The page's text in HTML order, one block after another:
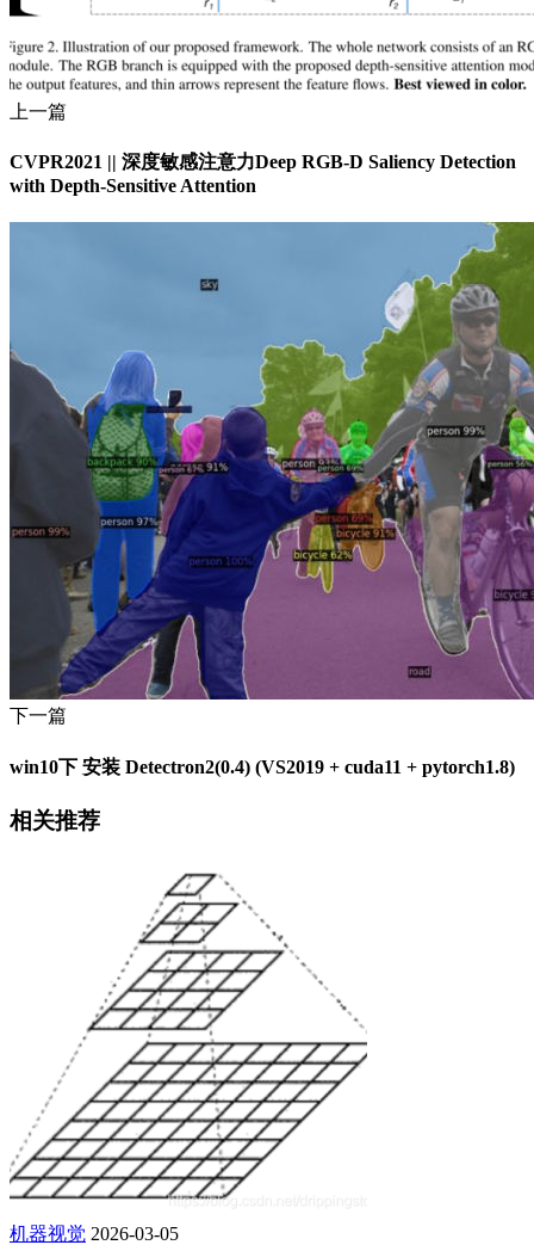
上一篇
CVPR2021 || 深度敏感注意力Deep RGB-D Saliency Detection
with Depth-Sensitive Attention
下一篇
win10下 安装 Detectron2(0.4) (VS2019 + cuda11 + pytorch1.8)
相关推荐
机器视觉 2026-03-05